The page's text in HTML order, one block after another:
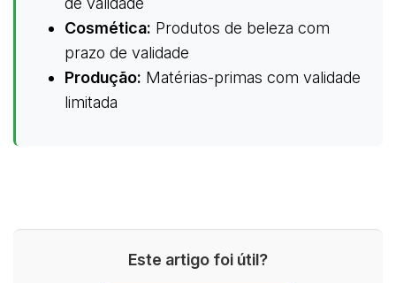
Cosmética: Produtos de beleza com
prazo de validade
Produção: Matérias-primas com validade
limitada
Este artigo foi útil?